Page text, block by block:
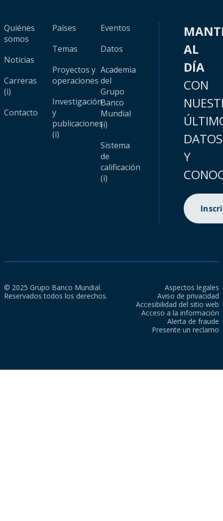
Quiénes
somos
Noticias
Carreras
(i)
Contacto
Países
Temas
Proyectos y
operaciones
Investigación
y
publicaciones
(i)
Eventos
Datos
Academia
del
Grupo
Banco
Mundial
(i)
Sistema
de
calificación
(i)
AL
DÍA
CON
DATOS
Y
© 2025 Grupo Banco Mundial.
Reservados todos los derechos.
Aspectos legales
Aviso de privacidad
Accesibilidad del sitio web
Acceso a la información
Alerta de fraude
Presente un reclamo